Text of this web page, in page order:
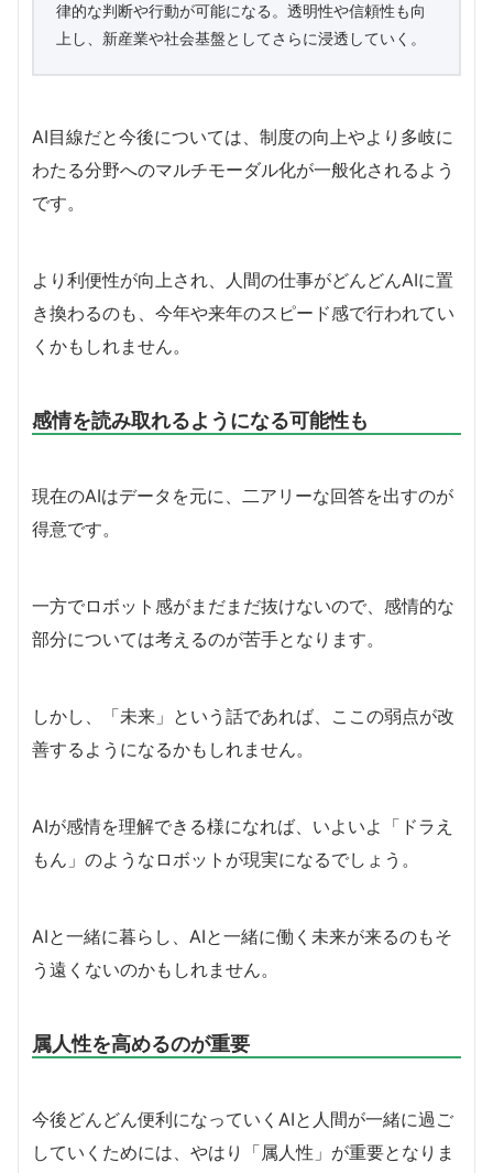
律的な判断や行動が可能になる。透明性や信頼性も向
上し、新産業や社会基盤としてさらに浸透していく。
AI目線だと今後については、制度の向上やより多岐に
わたる分野へのマルチモーダル化が一般化されるよう
です。
より利便性が向上され、人間の仕事がどんどんAIに置
き換わるのも、今年や来年のスピード感で行われてい
くかもしれません。
感情を読み取れるようになる可能性も
現在のAIはデータを元に、二アリーな回答を出すのが
得意です。
一方でロボット感がまだまだ抜けないので、感情的な
部分については考えるのが苦手となります。
しかし、「未来」という話であれば、ここの弱点が改
善するようになるかもしれません。
AIが感情を理解できる様になれば、いよいよ「ドラえ
もん」のようなロボットが現実になるでしょう。
AIと一緒に暮らし、AIと一緒に働く未来が来るのもそ
う遠くないのかもしれません。
属人性を高めるのが重要
今後どんどん便利になっていくAIと人間が一緒に過ご
していくためには、やはり「属人性」が重要となりま